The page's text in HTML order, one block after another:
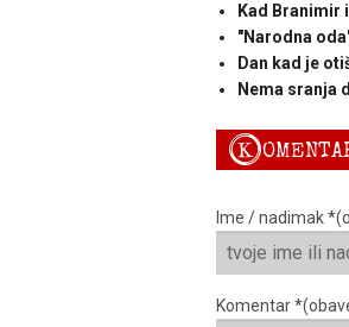
Kad Branimir
"Narodna
Dan kad je
Nema sranja
K
Ime / nadimak
Komentar